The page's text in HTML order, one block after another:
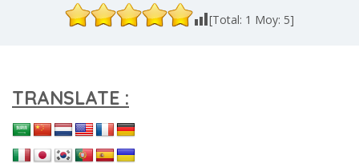
[Total: 1 Moy: 5]
TRANSLATE :